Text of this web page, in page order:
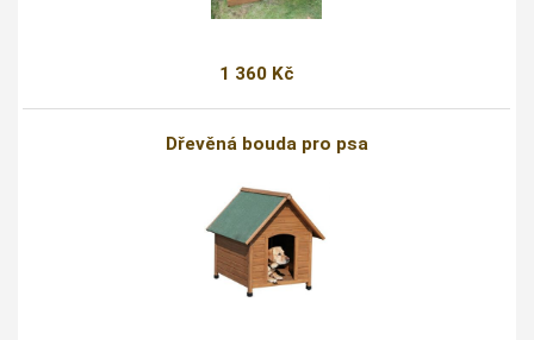
1 360 Kč
Dřevěná bouda pro psa